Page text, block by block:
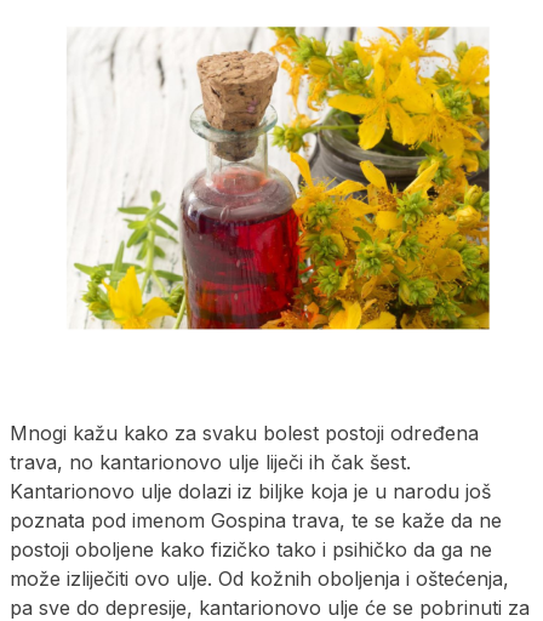
Mnogi kažu kako za svaku bolest postoji određena
trava, no kantarionovo ulje liječi ih čak šest.
Kantarionovo ulje dolazi iz biljke koja je u narodu još
poznata pod imenom Gospina trava, te se kaže da ne
postoji oboljene kako fizičko tako i psihičko da ga ne
može izliječiti ovo ulje. Od kožnih oboljenja i oštećenja,
pa sve do depresije, kantarionovo ulje će se pobrinuti za